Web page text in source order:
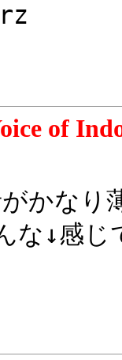
of
かなり
な↓感